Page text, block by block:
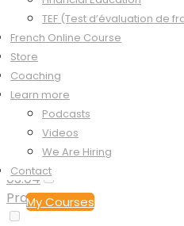
TEF (Test d’évaluation de
French Online Course
Store
Coaching
Learn more
Podcasts
Videos
We Are Hiring
Contact
My Courses
Conseils
01:27
Pratique
L’alphabet
02:42
Pratique
La prononciation du C
03:04
Pratique